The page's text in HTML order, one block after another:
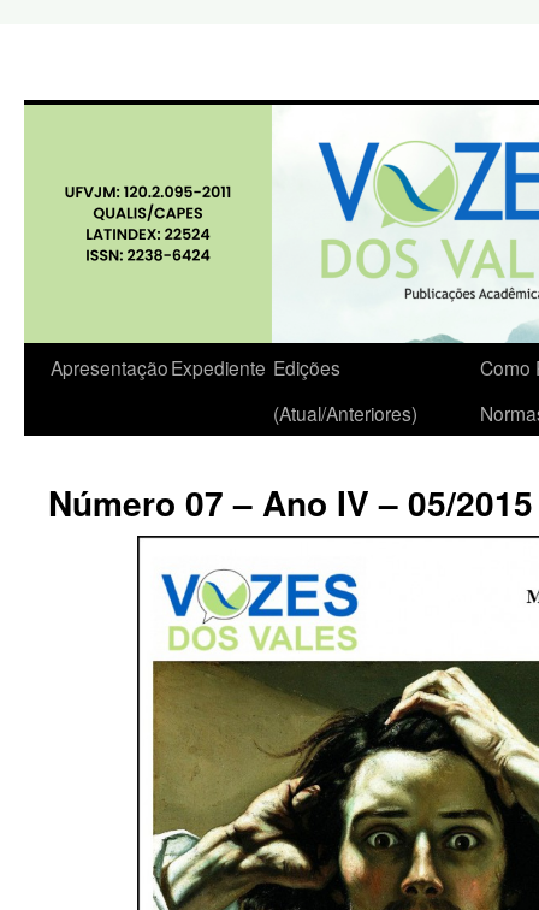
ApresentaçãoExpediente Edições
(Atual/Anteriores)
Como
Número 07 – Ano IV – 05/2015